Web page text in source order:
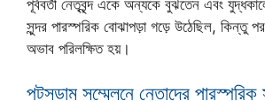
পূর্ববর্তী নেতৃবৃন্দ একে অন্যকে বুঝতেন এবং
সুন্দর পারস্পরিক বোঝাপড়া গড়ে উঠেছিল, কিন্তু
অভাব পরিলক্ষিত হয়।
পটসডাম সম্মেলনে নেতাদের পারস্পরিক